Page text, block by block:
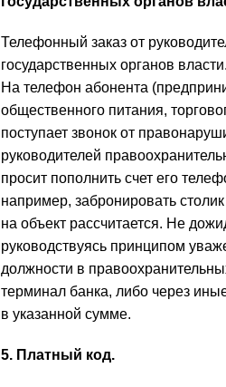
Телефонный заказ от
государственных органов власти.
На телефон абонента
общественного питания,
поступает звонок от
руководителей
просит пополнить счет его
например, забронировать
на объект рассчитается. Не
руководствуясь принципом
должности в
терминал банка, либо через
в указанной сумме.
5. Платный код.